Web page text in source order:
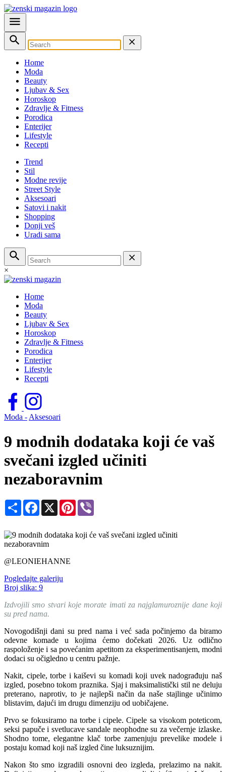
Home
Moda
Beauty
Ljubav & Sex
Horoskop
Zdravlje & Fitness
Porodica
Enterijer
Lifestyle
Recepti
Trend
Stil
Modne revije
Street Style
Aksesoari
Satovi i nakit
Shopping
Donji veš
Uradi sama
×
Home
Moda
Beauty
Ljubav & Sex
Horoskop
Zdravlje & Fitness
Porodica
Enterijer
Lifestyle
Recepti
Moda - Aksesoari
9 modnih dodataka koji će vaš
svečani izgled učiniti
nezaboravnim
Share Facebook
X Pinterest
@LEONIEHANNE
Pogledajte galeriju
Broj slika: 9
Izdvojili smo stvari koje morate imati za najglamuroznije dane koji
su pred nama.
Novogodišnji dani su pred nama i već sada počinjemo da biramo
odevne komade u kojima ćemo dočekati 2026. Uz odlično
raspoloženje i sa povećanim apetitom za eksperimentisanjem, modni
dodaci su očigledno u centru pažnje.
Nakit, cipele, torbe i kaiševi su komadi koji uvek nadograđuju naš
izgled, posebno tokom praznika. Sjaj i maksimalistički stil ne deluju
preterano, naprotiv, to je najlepši način da naše stajlinge učinimo
blistavim, dajući im drugu dimenziju od uobičajene.
Prvo se fokusiramo na torbe i cipele. Cipele sa visokom poteticom,
seksi papuče i svetlucave sandale neophodne su za večernje izlaske.
Shodno tome, elegantne klač torbe zamenjuju prevelike modele i
postaju komad koji naš izgled čine luksuznijim.
Nakon što smo izgradili osnovni deo izgleda, prelazimo na nakit.